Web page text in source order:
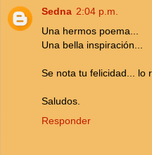
Sedna 2:04 p.m.
Una hermos poema...
Una bella inspiración...
Se nota tu felicidad... lo
Saludos.
Responder